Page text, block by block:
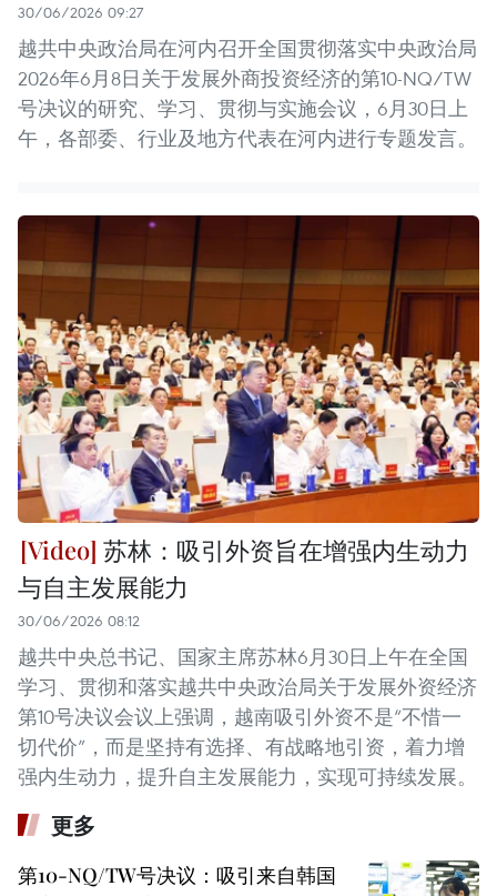
30/06/2026 09:27
越共中央政治局在河内召开全国贯彻落实中央政治局
2026年6月8日关于发展外商投资经济的第10-NQ/TW
号决议的研究、学习、贯彻与实施会议，6月30日上
午，各部委、行业及地方代表在河内进行专题发言。
苏林：吸引外资旨在增强内生动力
与自主发展能力
30/06/2026 08:12
越共中央总书记、国家主席苏林6月30日上午在全国
学习、贯彻和落实越共中央政治局关于发展外资经济
第10号决议会议上强调，越南吸引外资不是“不惜一
切代价”，而是坚持有选择、有战略地引资，着力增
强内生动力，提升自主发展能力，实现可持续发展。
更多
第10-NQ/TW号决议：吸引来自韩国